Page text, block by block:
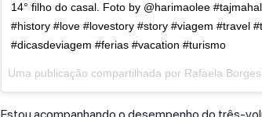
14° filho do casal. Foto by @harimaolee
#history #love #lovestory #story #viagem #travel
#dicasdeviagem #ferias #vacation #turismo
Uma publicação compartilhada por Rafaela Borges